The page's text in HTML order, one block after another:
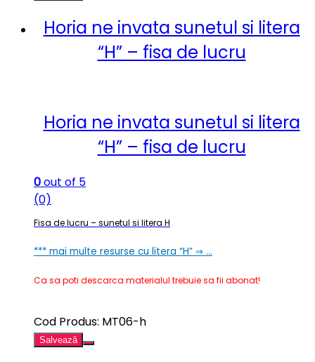
Horia ne invata sunetul si litera
“H” – fisa de lucru
Horia ne invata sunetul si litera
“H” – fisa de lucru
0out of 5
(0)
Fisa de lucru – sunetul si litera H
*** mai multe resurse cu litera “H” ⇒ …
Ca sa poti descarca materialul trebuie sa fii abonat!
Cod Produs: MT06-h
Salvează